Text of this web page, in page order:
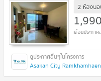
2 ห้องน
Asakan City